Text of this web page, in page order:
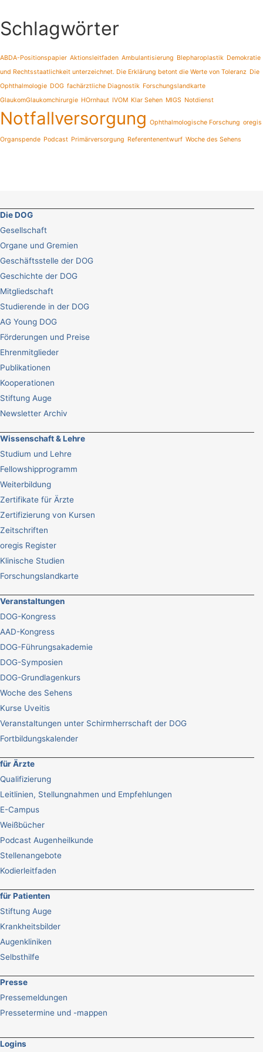
Schlagwörter
ABDA-Positionspapier Aktionsleitfaden Ambulantisierung Blepharoplastik Demokratie
und Rechtsstaatlichkeit unterzeichnet. Die Erklärung betont die Werte von Toleranz Die
Ophthalmologie DOG fachärztliche Diagnostik Forschungslandkarte
GlaukomGlaukomchirurgie HOrnhaut IVOM Klar Sehen MIGS Notdienst
Notfallversorgung Ophthalmologische Forschung oregis
Organspende Podcast Primärversorgung Referentenentwurf Woche des Sehens
Die DOG
Gesellschaft
Organe und Gremien
Geschäftsstelle der DOG
Geschichte der DOG
Mitgliedschaft
Studierende in der DOG
AG Young DOG
Förderungen und Preise
Ehrenmitglieder
Publikationen
Kooperationen
Stiftung Auge
Newsletter Archiv
Wissenschaft & Lehre
Studium und Lehre
Fellowshipprogramm
Weiterbildung
Zertifikate für Ärzte
Zertifizierung von Kursen
Zeitschriften
oregis Register
Klinische Studien
Forschungslandkarte
Veranstaltungen
DOG-Kongress
AAD-Kongress
DOG-Führungsakademie
DOG-Symposien
DOG-Grundlagenkurs
Woche des Sehens
Kurse Uveitis
Veranstaltungen unter Schirmherrschaft der DOG
Fortbildungskalender
für Ärzte
Qualifizierung
Leitlinien, Stellungnahmen und Empfehlungen
E-Campus
Weißbücher
Podcast Augenheilkunde
Stellenangebote
Kodierleitfaden
für Patienten
Stiftung Auge
Krankheitsbilder
Augenkliniken
Selbsthilfe
Presse
Pressemeldungen
Pressetermine und -mappen
Logins